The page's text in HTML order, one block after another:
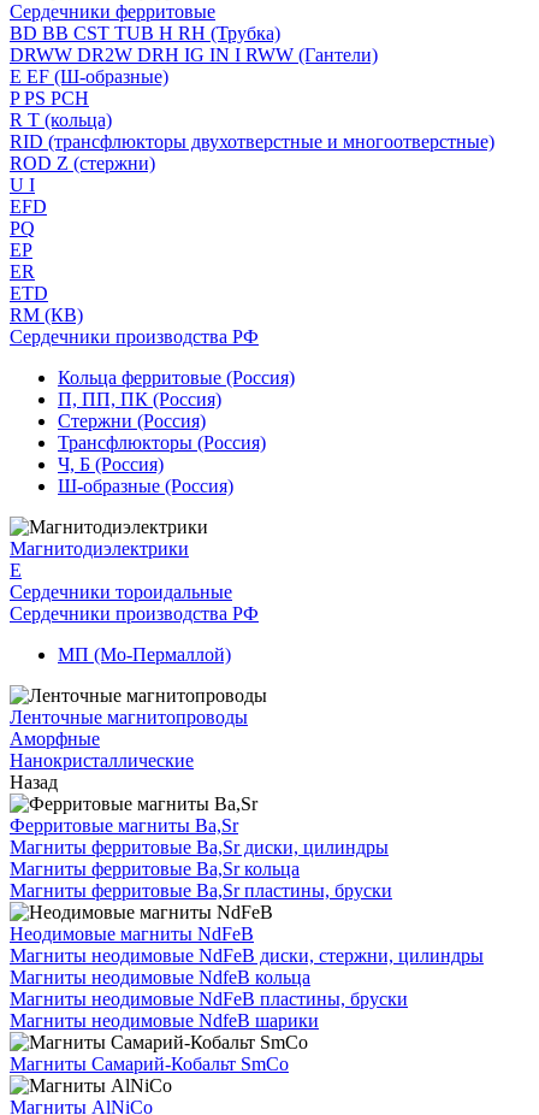
Сердечники ферритовые
BD BB CST TUB H RH (Трубка)
DRWW DR2W DRH IG IN I RWW (Гантели)
E EF (Ш-образные)
P PS PCH
R T (кольца)
RID (трансфлюкторы двухотверстные и многоотверстные)
ROD Z (стержни)
U I
EFD
PQ
EP
ER
ETD
RM (КВ)
Сердечники производства РФ
Кольца ферритовые (Россия)
П, ПП, ПК (Россия)
Стержни (Россия)
Трансфлюкторы (Россия)
Ч, Б (Россия)
Ш-образные (Россия)
Магнитодиэлектрики
E
Сердечники тороидальные
Сердечники производства РФ
МП (Мо-Пермаллой)
Ленточные магнитопроводы
Аморфные
Нанокристаллические
Назад
Ферритовые магниты Ba,Sr
Магниты ферритовые Ba,Sr диски, цилиндры
Магниты ферритовые Ba,Sr кольца
Магниты ферритовые Ba,Sr пластины, бруски
Неодимовые магниты NdFeB
Магниты неодимовые NdFeB диски, стержни, цилиндры
Магниты неодимовые NdfeB кольца
Магниты неодимовые NdFeB пластины, бруски
Магниты неодимовые NdfeB шарики
Магниты Самарий-Кобальт SmCo
Магниты AlNiCo